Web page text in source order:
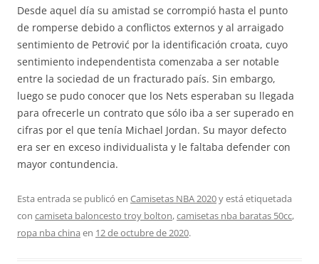
Desde aquel día su amistad se corrompió hasta el punto
de romperse debido a conflictos externos y al arraigado
sentimiento de Petrović por la identificación croata, cuyo
sentimiento independentista comenzaba a ser notable
entre la sociedad de un fracturado país. Sin embargo,
luego se pudo conocer que los Nets esperaban su llegada
para ofrecerle un contrato que sólo iba a ser superado en
cifras por el que tenía Michael Jordan. Su mayor defecto
era ser en exceso individualista y le faltaba defender con
mayor contundencia.
Esta entrada se publicó en Camisetas NBA 2020y está etiquetada
con camiseta baloncesto troy bolton,camisetas nba baratas 50cc,
ropa nba china en 12 de octubre de 2020.